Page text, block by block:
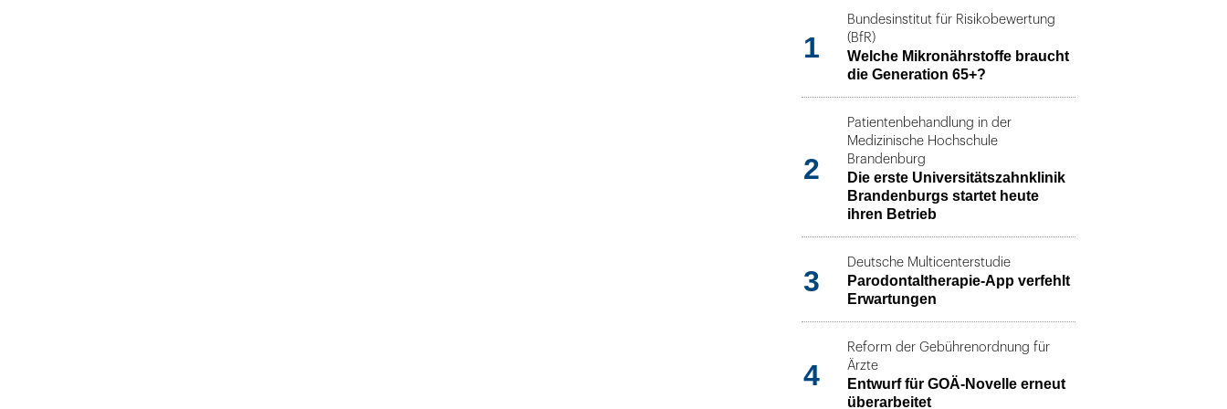
1
Bundesinstitut für Risikobewertung
(BfR)
Welche Mikronährstoffe braucht
die Generation 65+?
2
Patientenbehandlung in der
Medizinische Hochschule
Brandenburg
Die erste Universitätszahnklinik
Brandenburgs startet heute
ihren Betrieb
3
Deutsche Multicenterstudie
Parodontaltherapie-App verfehlt
Erwartungen
4
Reform der Gebührenordnung für
Ärzte
Entwurf für GOÄ-Novelle erneut
überarbeitet